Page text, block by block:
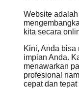
Website
kita secara
Kini, Anda bisa
impian Anda.
menawarkan
profesional
cepat dan tepat